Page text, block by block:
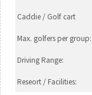
Caddie / Golf cart
Max. golfers per group:
Driving Range:
Reseort / Facilities: